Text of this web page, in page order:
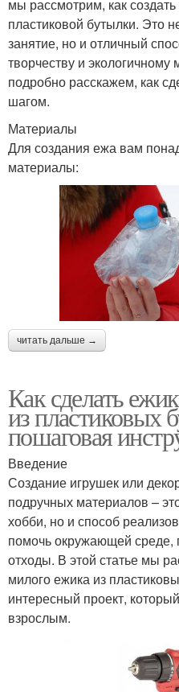
мы рассмотрим, как
пластиковой бутылки. Это
занятие, но и отличный
творчеству и
подробно расскажем, как
шагом.
Материалы
Для создания ежа вам
материалы:
читать дальше →
Как сделать
из пластиковых
пошаговая
Введение
Создание игрушек или
подручных материалов –
хобби, но и способ
помочь окружающей среде,
отходы. В этой статье мы
милого ежика из
интересный проект,
взрослым.